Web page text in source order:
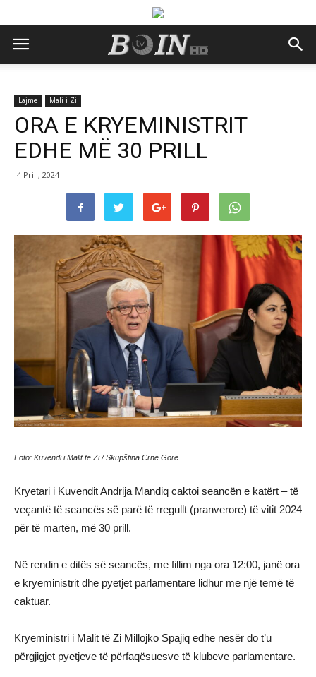
Lajme Mali i Zi
ORA E KRYEMINISTRIT
EDHE MË 30 PRILL
4 Prill, 2024
Foto: Kuvendi i Malit të Zi / Skupština Crne Gore
Kryetari i Kuvendit Andrija Mandiq caktoi seancën e katërt – të
veçantë të seancës së parë të rregullt (pranverore) të vitit 2024
për të martën, më 30 prill.
Në rendin e ditës së seancës, me fillim nga ora 12:00, janë ora
e kryeministrit dhe pyetjet parlamentare lidhur me një temë të
caktuar.
Kryeministri i Malit të Zi Millojko Spajiq edhe nesër do t’u
përgjigjet pyetjeve të përfaqësuesve të klubeve parlamentare.